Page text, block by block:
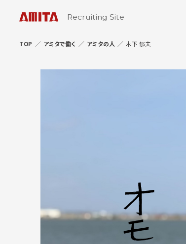
Recruiting Site
TOP アミタで働く アミタの人 木下 郁夫